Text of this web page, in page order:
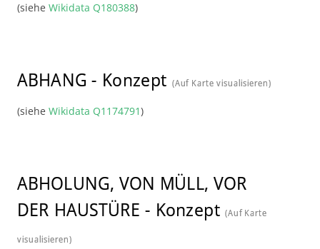
(siehe Wikidata Q180388)
ABHANG - Konzept (Auf Karte visualisieren)
(siehe Wikidata Q1174791)
ABHOLUNG, VON MÜLL, VOR
DER HAUSTÜRE - Konzept (Auf Karte
visualisieren)